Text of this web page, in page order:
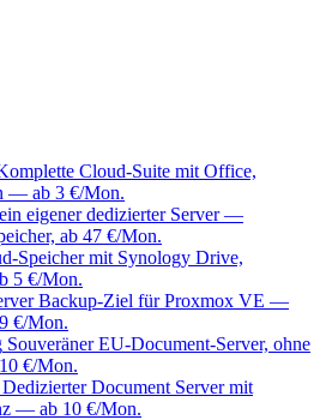
Cloud-Suite mit Office,
— ab 3 €/Mon.
eigener dedizierter Server —
ab 47 €/Mon.
Speicher mit Synology Drive,
5 €/Mon.
Backup-Ziel für Proxmox VE —
€/Mon.
Souveräner EU-Document-Server, ohne
€/Mon.
Dedizierter Document Server mit
— ab 10 €/Mon.